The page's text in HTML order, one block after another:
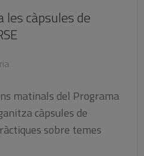
càpsules de
matinals del Programa
càpsules de
sobre temes